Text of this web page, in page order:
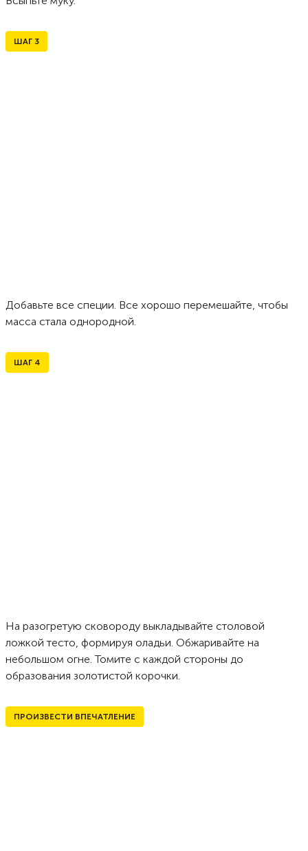
ШАГ 3
Добавьте все специи. Все хорошо перемешайте, чтобы
масса стала однородной.
ШАГ 4
На разогретую сковороду выкладывайте столовой
ложкой тесто, формируя оладьи. Обжаривайте на
небольшом огне. Томите с каждой стороны до
образования золотистой корочки.
ПРОИЗВЕСТИ ВПЕЧАТЛЕНИЕ